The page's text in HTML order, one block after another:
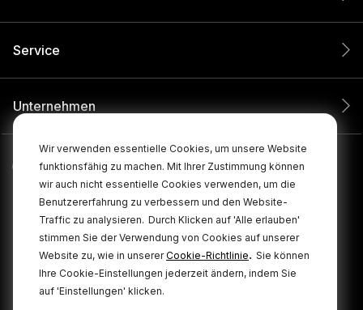
Wir verwenden essentielle Cookies, um unsere Website
funktionsfähig zu machen. Mit Ihrer Zustimmung können
wir auch nicht essentielle Cookies verwenden, um die
Benutzererfahrung zu verbessern und den Website-
Traffic zu analysieren. Durch Klicken auf 'Alle erlauben'
stimmen Sie der Verwendung von Cookies auf unserer
Website zu, wie in unsererCookie-Richtlinie. Sie können
Ihre Cookie-Einstellungen jederzeit ändern, indem Sie
auf 'Einstellungen' klicken.
Service
Unternehmen
© 2026 RØDE Alle Rechte vorbehalten.